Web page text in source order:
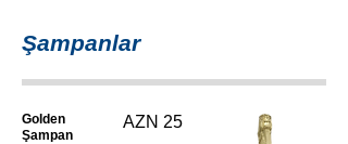
Şampanlar
Golden
Şampan
AZN 25